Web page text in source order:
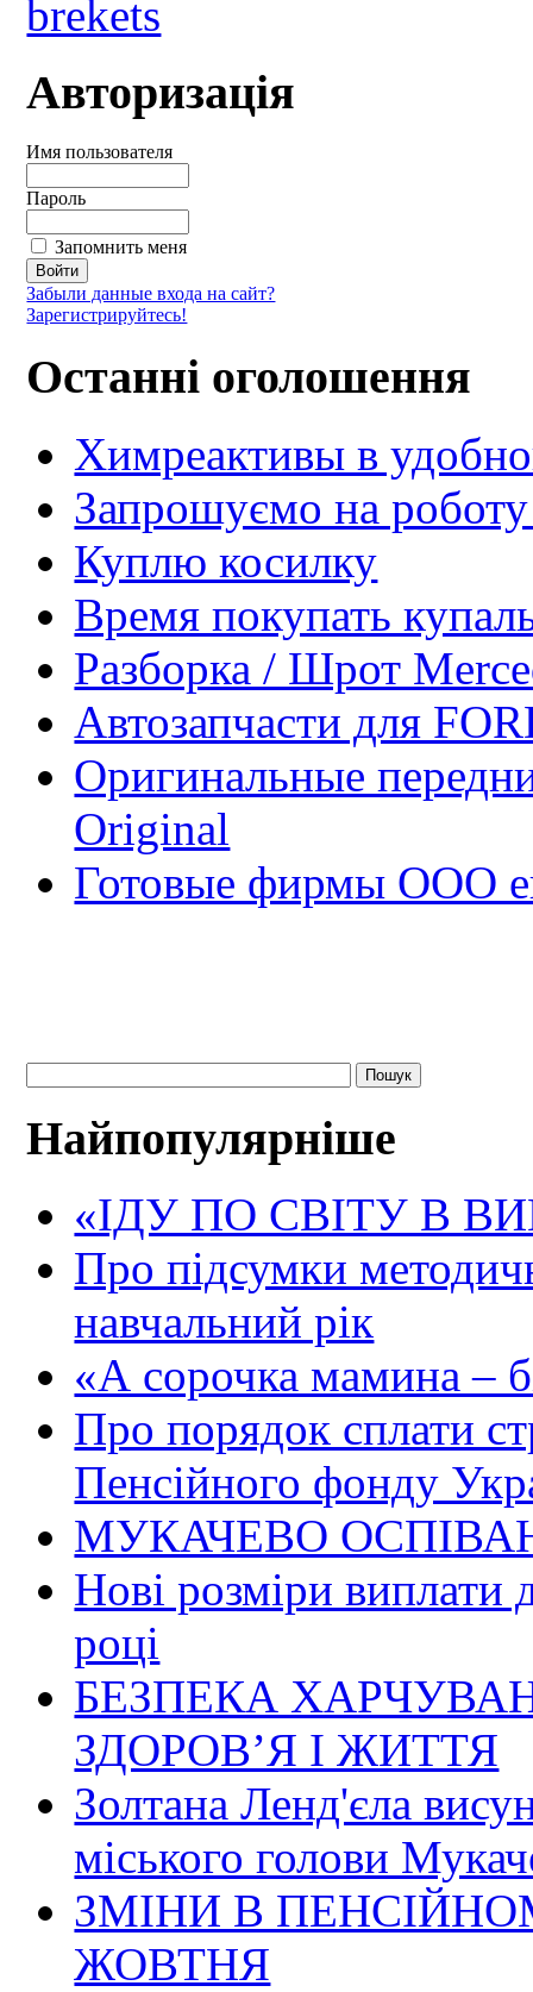
Авторизація
Имя пользователя
Пароль
Запомнить меня
Забыли данные входа на сайт?
Зарегистрируйтесь!
Останні оголошення
Химреактивы в
Запрошуємо на роботу
Куплю косилку
Время покупать
Разборка / Шрот
Автозапчасти для
Оригинальные
Original
Готовые фирмы ООО
Найпопулярніше
«ІДУ ПО СВІТУ В
Про підсумки
навчальний рік
«А сорочка мамина –
Про порядок сплати
Пенсійного фонду
МУКАЧЕВО
Нові розміри виплати
році
БЕЗПЕКА
ЗДОРОВ’Я І ЖИТТЯ
Золтана Ленд'єла
міського голови
ЗМІНИ В
ЖОВТНЯ